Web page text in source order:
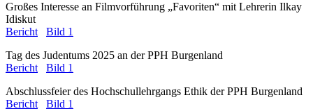
Großes Interesse an Filmvorführung „Favoriten“ mit Lehrerin Ilkay
Idiskut
Bericht
Bild 1
Tag des Judentums 2025 an der PPH Burgenland
Bericht
Bild 1
Abschlussfeier des Hochschullehrgangs Ethik der PPH Burgenland
Bericht
Bild 1